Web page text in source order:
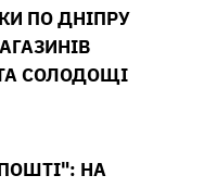
ПО ДНІПРУ
СОЛОДОЩІ
НА